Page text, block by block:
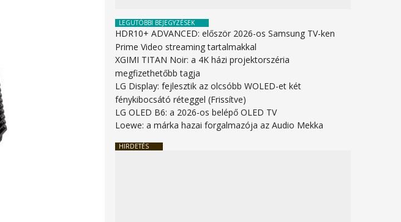
LEGUTÓBBI BEJEGYZÉSEK
HDR10+ ADVANCED: először 2026-os Samsung TV-ken
Prime Video streaming tartalmakkal
XGIMI TITAN Noir: a 4K házi projektorszéria
megfizethetőbb tagja
LG Display: fejlesztik az olcsóbb WOLED-et két
fénykibocsátó réteggel (Frissítve)
LG OLED B6: a 2026-os belépő OLED TV
Loewe: a márka hazai forgalmazója az Audio Mekka
HIRDETÉS